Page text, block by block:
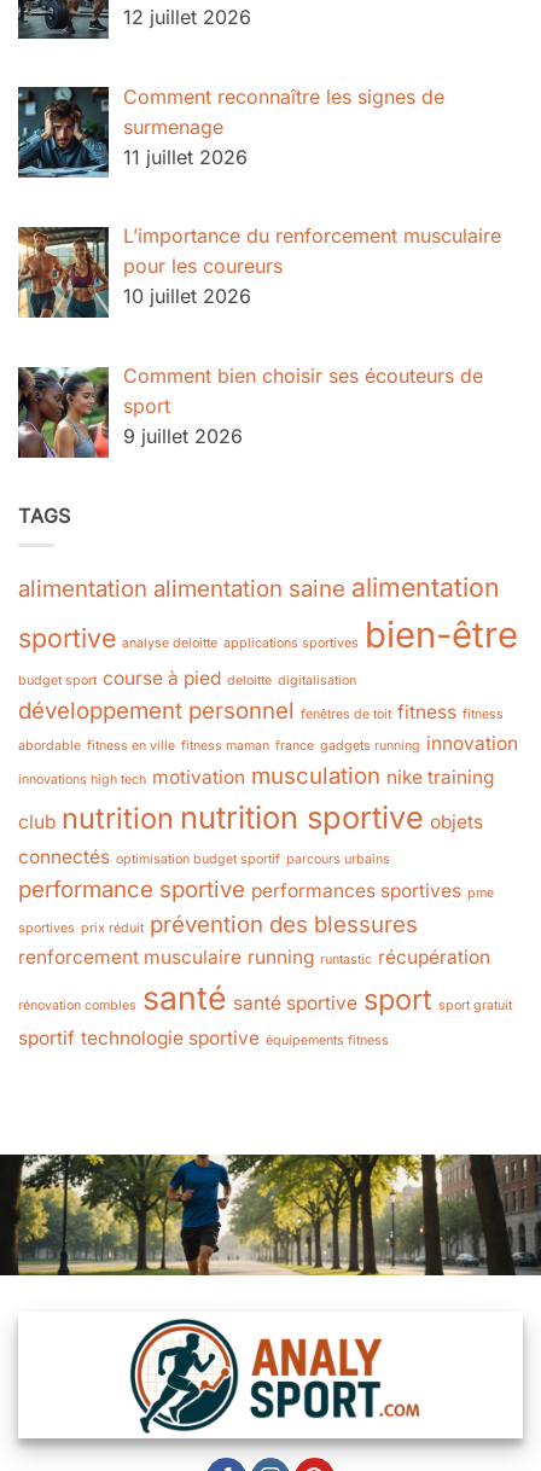
12 juillet 2026
Comment reconnaître les signes de
surmenage
11 juillet 2026
L’importance du renforcement musculaire
pour les coureurs
10 juillet 2026
Comment bien choisir ses écouteurs de
sport
9 juillet 2026
TAGS
alimentation alimentation saine alimentation
sportive analyse deloitte applications sportives bien-être
budget sport course à pied deloitte digitalisation
développement personnel fenêtres de toit fitness fitness
abordable fitness en ville fitness maman france gadgets running innovation
innovations high tech motivation musculation nike training
club nutrition nutrition sportive objets
connectés optimisation budget sportif parcours urbains
performance sportive performances sportives pme
sportives prix réduit prévention des blessures
renforcement musculaire running runtastic récupération
rénovation combles santé santé sportive sport sport gratuit
sportif technologie sportive équipements fitness